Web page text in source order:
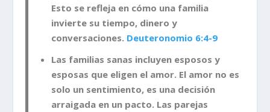
Esto se refleja en cómo una familia
invierte su tiempo, dinero y
conversaciones. Deuteronomio 6:4-9
Las familias sanas incluyen esposos y
esposas que eligen el amor. El amor no es
solo un sentimiento, es una decisión
arraigada en un pacto. Las parejas